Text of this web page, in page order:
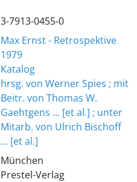
3-7913-0455-0
Max Ernst - Retrospektive
1979
Katalog
hrsg. von Werner Spies ; mit
Beitr. von Thomas W.
Gaehtgens ... [et al.] ; unter
Mitarb. von Ulrich Bischoff
... [et al.]
München
Prestel-Verlag